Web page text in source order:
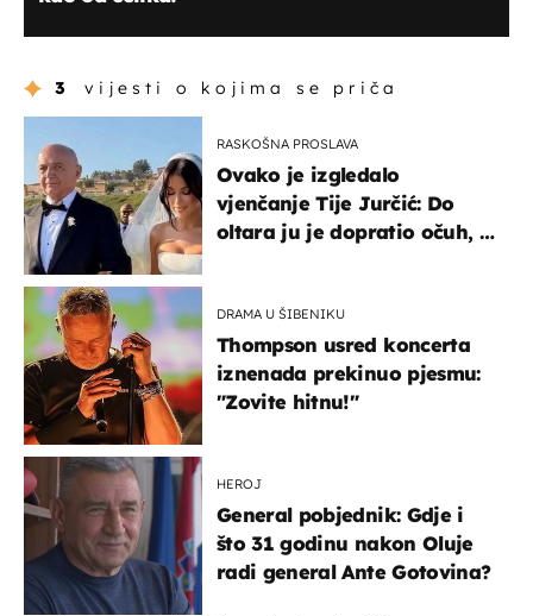
3 vijesti o kojima se priča
RASKOŠNA PROSLAVA
Ovako je izgledalo
vjenčanje Tije Jurčić: Do
oltara ju je dopratio očuh, a
DRAMA U ŠIBENIKU
Thompson usred koncerta
iznenada prekinuo pjesmu:
"Zovite hitnu!"
HEROJ
General pobjednik: Gdje i
što 31 godinu nakon Oluje
radi general Ante Gotovina?